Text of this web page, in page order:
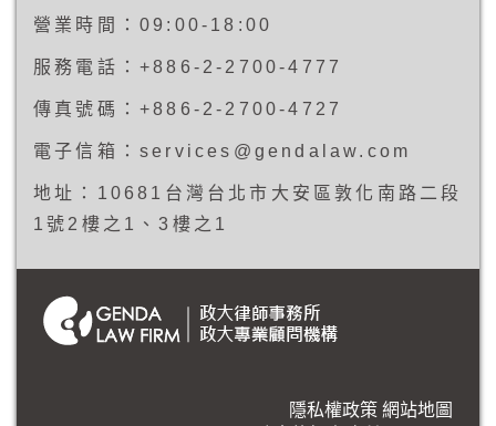
營業時間：09:00-18:00
服務電話：+886-2-2700-4777
傳真號碼：+886-2-2700-4727
電子信箱：services@gendalaw.com
地址：10681台灣台北市大安區敦化南路二段
1號2樓之1、3樓之1
隱私權政策 網站地圖